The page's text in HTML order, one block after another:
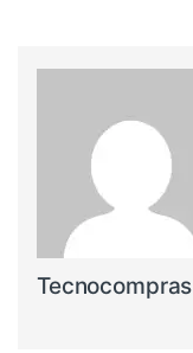
Tecnocompras